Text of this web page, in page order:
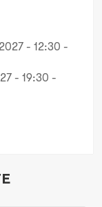
- 12:30 -
- 19:30 -